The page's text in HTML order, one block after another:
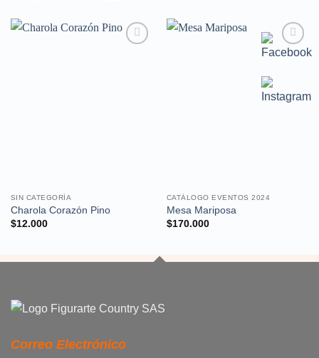
SIN CATEGORÍA
Charola Corazón Pino
$12.000
Añadir
CATÁLOGO EVENTOS 2024
Mesa Mariposa
$170.000
Correo Electrónico